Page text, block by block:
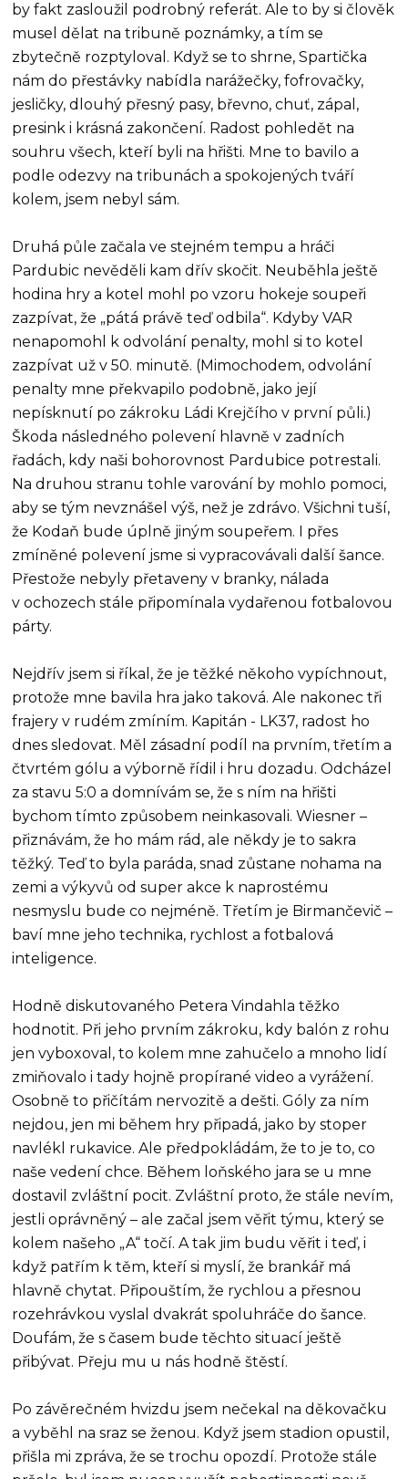
by fakt zasloužil podrobný referát. Ale to by si člověk
musel dělat na tribuně poznámky, a tím se
zbytečně rozptyloval. Když se to shrne, Spartička
nám do přestávky nabídla narážečky, fofrovačky,
jesličky, dlouhý přesný pasy, břevno, chuť, zápal,
presink i krásná zakončení. Radost pohledět na
souhru všech, kteří byli na hřišti. Mne to bavilo a
podle odezvy na tribunách a spokojených tváří
kolem, jsem nebyl sám.
Druhá půle začala ve stejném tempu a hráči
Pardubic nevěděli kam dřív skočit. Neuběhla ještě
hodina hry a kotel mohl po vzoru hokeje soupeři
zazpívat, že „pátá právě teď odbila“. Kdyby VAR
nenapomohl k odvolání penalty, mohl si to kotel
zazpívat už v 50. minutě. (Mimochodem, odvolání
penalty mne překvapilo podobně, jako její
nepísknutí po zákroku Ládi Krejčího v první půli.)
Škoda následného polevení hlavně v zadních
řadách, kdy naši bohorovnost Pardubice potrestali.
Na druhou stranu tohle varování by mohlo pomoci,
aby se tým nevznášel výš, než je zdrávo. Všichni tuší,
že Kodaň bude úplně jiným soupeřem. I přes
zmíněné polevení jsme si vypracovávali další šance.
Přestože nebyly přetaveny v branky, nálada
v ochozech stále připomínala vydařenou fotbalovou
párty.
Nejdřív jsem si říkal, že je těžké někoho vypíchnout,
protože mne bavila hra jako taková. Ale nakonec tři
frajery v rudém zmíním. Kapitán - LK37, radost ho
dnes sledovat. Měl zásadní podíl na prvním, třetím a
čtvrtém gólu a výborně řídil i hru dozadu. Odcházel
za stavu 5:0 a domnívám se, že s ním na hřišti
bychom tímto způsobem neinkasovali. Wiesner –
přiznávám, že ho mám rád, ale někdy je to sakra
těžký. Teď to byla paráda, snad zůstane nohama na
zemi a výkyvů od super akce k naprostému
nesmyslu bude co nejméně. Třetím je Birmančevič –
baví mne jeho technika, rychlost a fotbalová
inteligence.
Hodně diskutovaného Petera Vindahla těžko
hodnotit. Při jeho prvním zákroku, kdy balón z rohu
jen vyboxoval, to kolem mne zahučelo a mnoho lidí
zmiňovalo i tady hojně propírané video a vyrážení.
Osobně to přičítám nervozitě a dešti. Góly za ním
nejdou, jen mi během hry připadá, jako by stoper
navlékl rukavice. Ale předpokládám, že to je to, co
naše vedení chce. Během loňského jara se u mne
dostavil zvláštní pocit. Zvláštní proto, že stále nevím,
jestli oprávněný – ale začal jsem věřit týmu, který se
kolem našeho „A“ točí. A tak jim budu věřit i teď, i
když patřím k těm, kteří si myslí, že brankář má
hlavně chytat. Připouštím, že rychlou a přesnou
rozehrávkou vyslal dvakrát spoluhráče do šance.
Doufám, že s časem bude těchto situací ještě
přibývat. Přeju mu u nás hodně štěstí.
Po závěrečném hvizdu jsem nečekal na děkovačku
a vyběhl na sraz se ženou. Když jsem stadion opustil,
přišla mi zpráva, že se trochu opozdí. Protože stále